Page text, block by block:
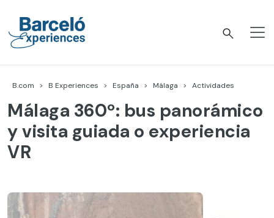
content
B.com B Experiences España Málaga Actividades
Málaga 360º: bus panorámico
y visita guiada o experiencia
VR